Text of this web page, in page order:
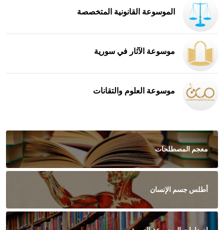
الموسوعة القانونية المتخصصة
موسوعة الآثار في سورية
موسوعة العلوم والتقانات
معجم المصطلحات
أطلس جسم الإنسان